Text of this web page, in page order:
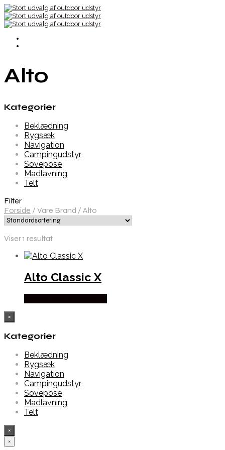
Alto
Kategorier
Beklædning
Rygsæk
Navigation
Campingudstyr
Sovepose
Madlavning
Telt
Filter
Forside / Vare Brand / Alto
Viser 1 resultat
Alto Classic X
×
Kategorier
Beklædning
Rygsæk
Navigation
Campingudstyr
Sovepose
Madlavning
Telt
×
×